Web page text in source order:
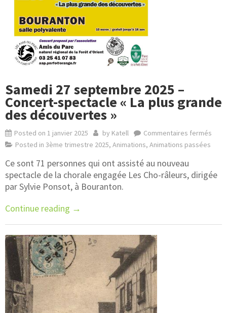
Samedi 27 septembre 2025 –
Concert-spectacle « La plus grande
des découvertes »
Posted on 1 janvier 2025 by Katell
Commentaires fermés
Posted in 3ème trimestre 2025, Animations, Animations passées
Ce sont 71 personnes qui ont assisté au nouveau
spectacle de la chorale engagée Les Cho-râleurs, dirigée
par Sylvie Ponsot, à Bouranton.
Continue reading →